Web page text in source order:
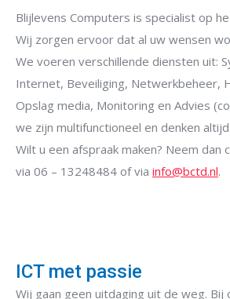
Blijlevens Computers is specialist op
Wij zorgen ervoor dat al uw wensen
We voeren verschillende diensten uit:
Internet, Beveiliging, Netwerkbeheer,
Opslag media, Monitoring en Advies
we zijn multifunctioneel en denken
Wilt u een afspraak maken? Neem dan
via 06 – 13248484 of via info@bctd.nl.
ICT met passie
Wij gaan geen uitdaging uit de weg. Bij